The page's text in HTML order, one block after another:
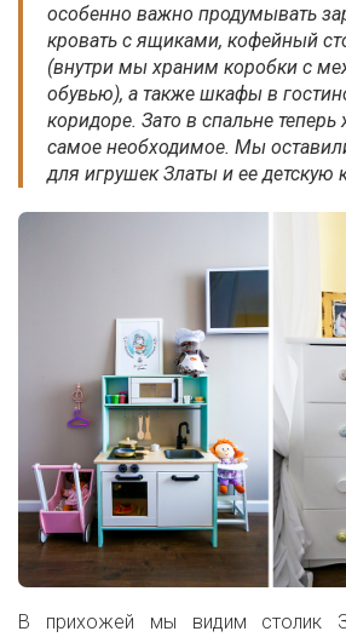
особенно важно продумывать
кровать с ящиками, кофейный
(внутри мы храним коробки с
обувью), а также шкафы в
коридоре. Зато в спальне теперь
самое необходимое. Мы
для игрушек Златы и ее детскую
В прихожей мы видим столик